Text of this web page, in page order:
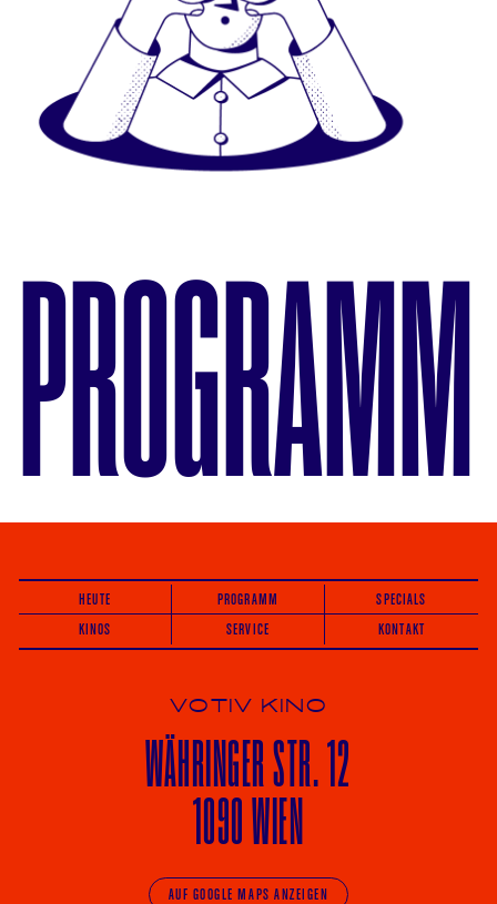
PROGRAMM
HEUTE PROGRAMM
SPECIALS
KINOS
SERVICE KONTAKT
VOTIV KINO
WÄHRINGERSTR. 12
1090 WIEN
AUF GOOGLE MAPS ANZEIGEN